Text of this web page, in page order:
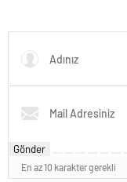
Gönder
En az 10 karakter gerekli